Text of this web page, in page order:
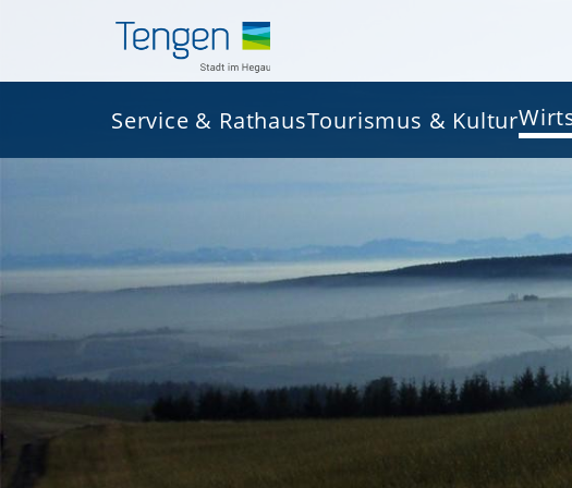
Service & RathausTourismus & Kultur